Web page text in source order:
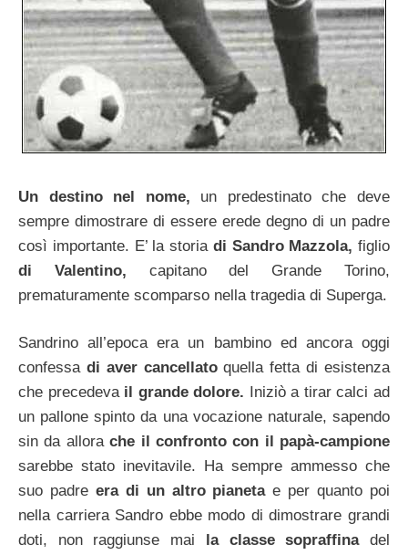
Un destino nel nome, un predestinato che deve
sempre dimostrare di essere erede degno di un padre
così importante. E’ la storia di Sandro Mazzola, figlio
di Valentino, capitano del Grande Torino,
prematuramente scomparso nella tragedia di Superga.
Sandrino all’epoca era un bambino ed ancora oggi
confessa di aver cancellatoquella fetta di esistenza
che precedeva il grande dolore. Iniziò a tirar calci ad
un pallone spinto da una vocazione naturale, sapendo
sin da allorache il confronto con il papà-campione
sarebbe stato inevitavile. Ha sempre ammesso che
suo padre era di un altro pianetae per quanto poi
nella carriera Sandro ebbe modo di dimostrare grandi
doti, non raggiunse mai la classe sopraffinadel